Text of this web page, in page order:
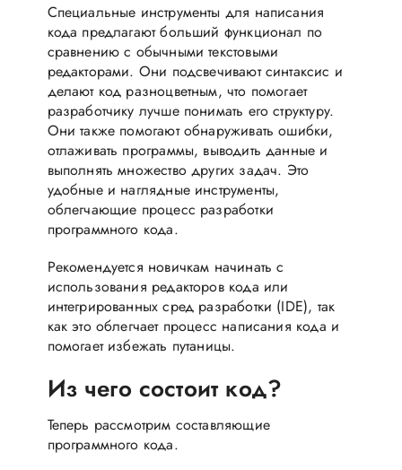
Специальные инструменты для написания
кода предлагают больший функционал по
сравнению с обычными текстовыми
редакторами. Они подсвечивают синтаксис и
делают код разноцветным, что помогает
разработчику лучше понимать его структуру.
Они также помогают обнаруживать ошибки,
отлаживать программы, выводить данные и
выполнять множество других задач. Это
удобные и наглядные инструменты,
облегчающие процесс разработки
программного кода.
Рекомендуется новичкам начинать с
использования редакторов кода или
интегрированных сред разработки (IDE), так
как это облегчает процесс написания кода и
помогает избежать путаницы.
Из чего состоит код?
Теперь рассмотрим составляющие
программного кода.